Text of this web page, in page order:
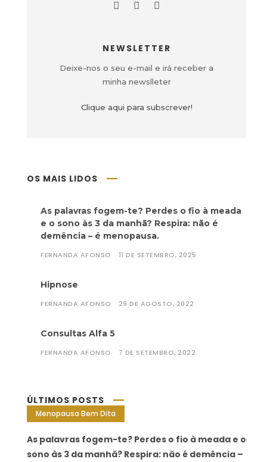
NEWSLETTER
Deixe-nos o seu e-mail e irá receber a
minha newslleter
Clique aqui para subscrever!
OS MAIS LIDOS
As palavras fogem-te? Perdes o fio à meada
e o sono às 3 da manhã? Respira: não é
demência – é menopausa.
FERNANDA AFONSO 11 DE SETEMBRO, 2025
Hipnose
FERNANDA AFONSO 29 DE AGOSTO, 2022
Consultas Alfa 5
FERNANDA AFONSO 7 DE SETEMBRO, 2022
ÚLTIMOS POSTS
Menopausa Bem Dita
As palavras fogem-te? Perdes o fio à meada e o
sono às 3 da manhã? Respira: não é demência –